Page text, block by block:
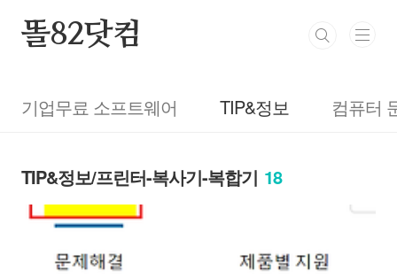
똘82닷컴
기업무료 소프트웨어 TIP&정보 컴퓨터
TIP&정보/프린터-복사기-복합기 18